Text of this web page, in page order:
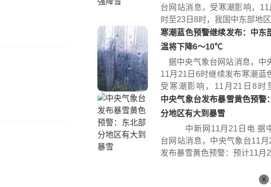
台网站消息，受寒潮影响，
时至23日8时，我国中东部地
寒潮蓝色预警继续发布：中东
温将下降6～10℃
据中央气象台网站消息，中
11月21日6时继续发布寒潮蓝
受寒潮影响，11月21日8时
时...
中央气象台发布暴雪黄色预警
分地区有大到暴雪
中新网11月21日电 据
台网站消息，中央气象台11
发布暴雪黄色预警：预计11月
X